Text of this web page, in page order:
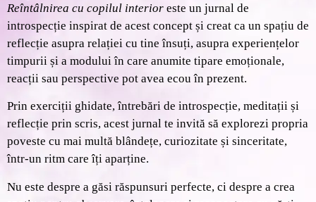
Reîntâlnirea cu copilul interior este un jurnal de
introspecție inspirat de acest concept și creat ca un spațiu de
reflecție asupra relației cu tine însuți, asupra experiențelor
timpurii și a modului în care anumite tipare emoționale,
reacții sau perspective pot avea ecou în prezent.
Prin exerciții ghidate, întrebări de introspecție, meditații și
reflecție prin scris, acest jurnal te invită să explorezi propria
poveste cu mai multă blândețe, curiozitate și sinceritate,
într-un ritm care îți aparține.
Nu este despre a găsi răspunsuri perfecte, ci despre a crea